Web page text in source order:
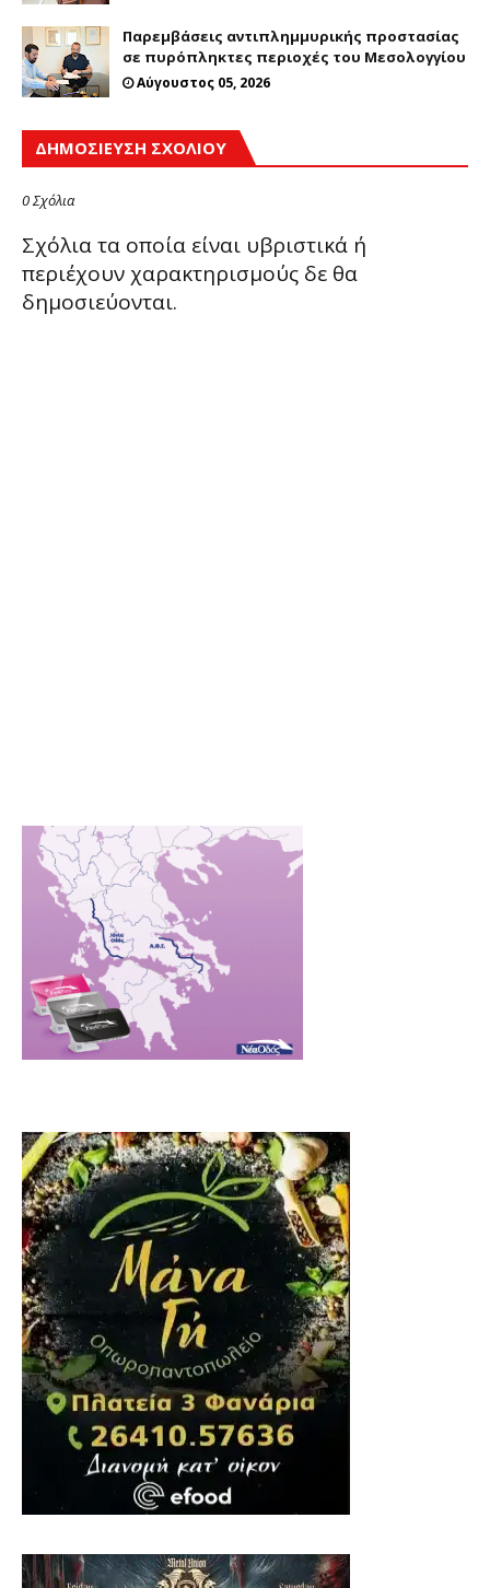
Παρεμβάσεις αντιπλημμυρικής προστασίας
σε πυρόπληκτες περιοχές του Μεσολογγίου
Αύγουστος 05, 2026
ΔΗΜΟΣΊΕΥΣΗ ΣΧΟΛΊΟΥ
0 Σχόλια
Σχόλια τα οποία είναι υβριστικά ή
περιέχουν χαρακτηρισμούς δε θα
δημοσιεύονται.